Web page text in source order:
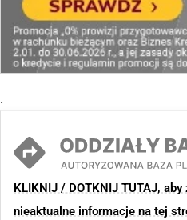
.
KLIKNIJ / DOTKNIJ TUTAJ, aby
nieaktualne informacje na tej